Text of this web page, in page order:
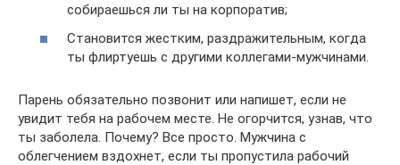
собираешься ли ты на корпоратив;
Становится жестким, раздражительным, когда
ты флиртуешь с другими коллегами-мужчинами.
Парень обязательно позвонит или напишет, если не
увидит тебя на рабочем месте. Не огорчится, узнав, что
ты заболела. Почему? Все просто. Мужчина с
облегчением вздохнет, если ты пропустила рабочий